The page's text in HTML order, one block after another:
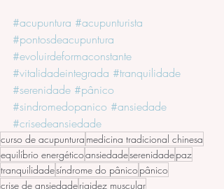
#acupuntura #acupunturista
#pontosdeacupuntura
#evoluirdeformaconstante
#vitalidadeintegrada #tranquilidade
#serenidade #pânico
#sindromedopanico #ansiedade
#crisedeansiedade
curso de acupuntura medicina tradicional chinesa
equilíbrio energéticoansiedadeserenidadepaz
tranquilidadesíndrome do pânicopânico
crise de ansiedaderigidez muscular